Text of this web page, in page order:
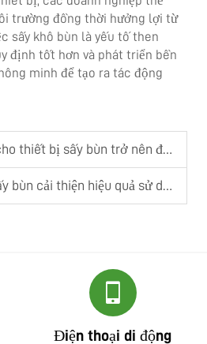
trường đồng thời hưởng lợi từ
sấy khô bùn là yếu tố then
định tốt hơn và phát triển bền
minh để tạo ra tác động
bùn trở nên đáng tin cậy khi xử lý bùn có độ ẩm cao
hiệu quả sử dụng năng lượng tổng thể của nhà máy như thế nào
Điện thoại di động